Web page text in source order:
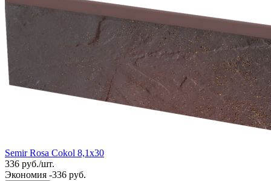
Semir Rosa Cokol 8,1x30
336 руб./шт.
Экономия -336 руб.